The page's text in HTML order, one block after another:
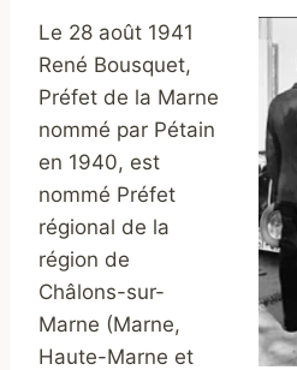
Le 28 août 1941
René Bousquet,
Préfet de la Marne
nommé par Pétain
en 1940, est
nommé Préfet
régional de la
région de
Châlons-sur-
Marne (Marne,
Haute-Marne et